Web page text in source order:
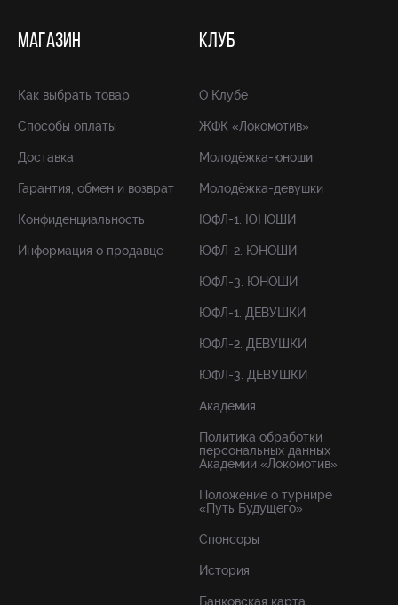
МАГАЗИН
Как выбрать товар
Способы оплаты
Доставка
Гарантия, обмен и возврат
Конфиденциальность
Информация о продавце
КЛУБ
О Клубе
ЖФК «Локомотив»
Молодёжка-юноши
Молодёжка-девушки
ЮФЛ-1. ЮНОШИ
ЮФЛ-2. ЮНОШИ
ЮФЛ-3. ЮНОШИ
ЮФЛ-1. ДЕВУШКИ
ЮФЛ-2. ДЕВУШКИ
ЮФЛ-3. ДЕВУШКИ
Академия
Политика обработки
персональных данных
Академии «Локомотив»
Положение о турнире
«Путь Будущего»
Спонсоры
История
Банковская карта